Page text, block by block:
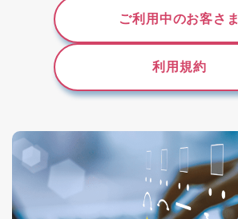
ご利用中のお客さま
利用規約